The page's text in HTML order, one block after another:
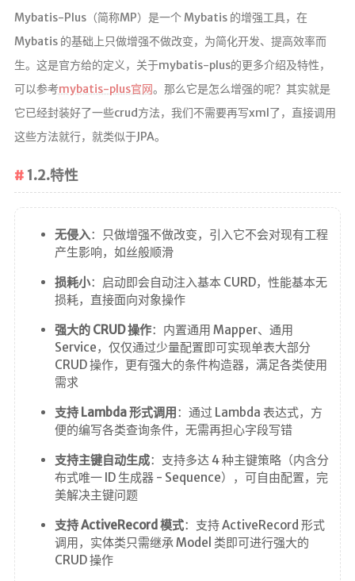
Mybatis-Plus（简称MP）是一个 Mybatis 的增强工具，在
Mybatis 的基础上只做增强不做改变，为简化开发、提高效率而
生。这是官方给的定义，关于mybatis-plus的更多介绍及特性，
可以参考mybatis-plus官网。那么它是怎么增强的呢？其实就是
它已经封装好了一些crud方法，我们不需要再写xml了，直接调用
这些方法就行，就类似于JPA。
1.2.特性
无侵入：只做增强不做改变，引入它不会对现有工程
产生影响，如丝般顺滑
损耗小：启动即会自动注入基本 CURD，性能基本无
损耗，直接面向对象操作
强大的 CRUD 操作：内置通用 Mapper、通用
Service，仅仅通过少量配置即可实现单表大部分
CRUD 操作，更有强大的条件构造器，满足各类使用
需求
支持 Lambda 形式调用：通过 Lambda 表达式，方
便的编写各类查询条件，无需再担心字段写错
支持主键自动生成：支持多达 4 种主键策略（内含分
布式唯一 ID 生成器 - Sequence），可自由配置，完
美解决主键问题
支持 ActiveRecord 模式：支持 ActiveRecord 形式
调用，实体类只需继承 Model 类即可进行强大的
CRUD 操作
OS
数据结构与算法
汇编学习
mybatis
前端学习
实验
Java实验
随笔
生活
其它
友情链接